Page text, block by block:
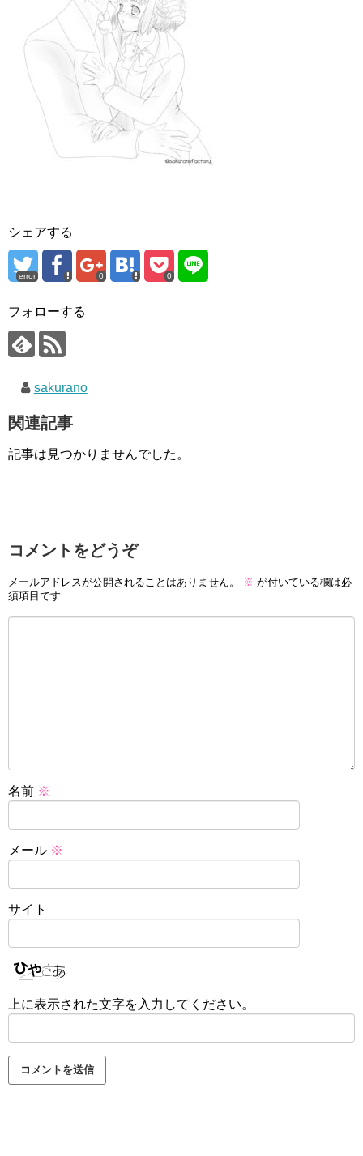
シェアする
error 0 0
フォローする
sakurano
関連記事
記事は見つかりませんでした。
コメントをどうぞ
メールアドレスが公開されることはありません。 ※ が付いている欄は必
須項目です
名前 ※
メール ※
サイト
上に表示された文字を入力してください。